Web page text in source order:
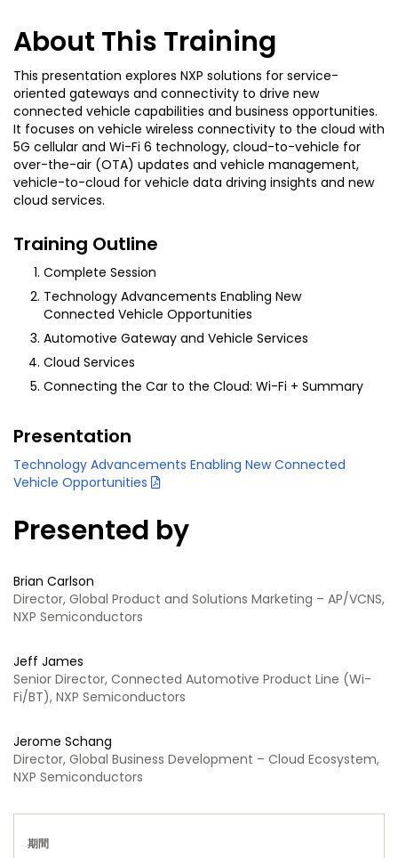
About This Training
This presentation explores NXP solutions for service-
oriented gateways and connectivity to drive new
connected vehicle capabilities and business opportunities.
It focuses on vehicle wireless connectivity to the cloud with
5G cellular and Wi-Fi 6 technology, cloud-to-vehicle for
over-the-air (OTA) updates and vehicle management,
vehicle-to-cloud for vehicle data driving insights and new
cloud services.
Training Outline
Complete Session
Technology Advancements Enabling New
Connected Vehicle Opportunities
Automotive Gateway and Vehicle Services
Cloud Services
Connecting the Car to the Cloud: Wi-Fi + Summary
Presentation
Technology Advancements Enabling New Connected
Vehicle Opportunities
Presented by
Brian Carlson
Director, Global Product and Solutions Marketing – AP/VCNS,
NXP Semiconductors
Jeff James
Senior Director, Connected Automotive Product Line (Wi-
Fi/BT), NXP Semiconductors
Jerome Schang
Director, Global Business Development – Cloud Ecosystem,
NXP Semiconductors
期間